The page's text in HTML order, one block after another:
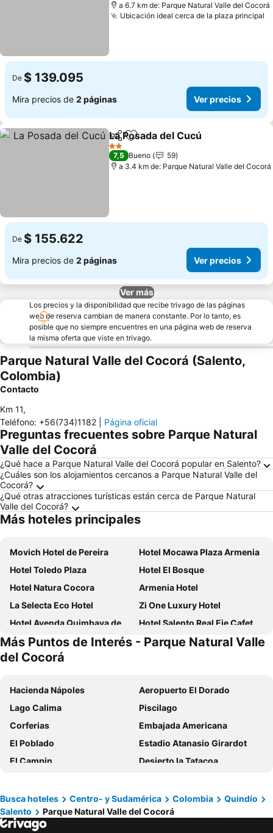
a 6.7 km de: Parque Natural Valle del Cocorá
Ubicación ideal cerca de la plaza principal
De $ 139.095
Mira precios de 2 páginas Ver precios
CompartirAgregar a favoritos
La Posada del Cucú
2 Estrellas
7,5 Bueno
59
a 3.4 km de: Parque Natural Valle del Cocorá
De $ 155.622
Mira precios de 2 páginas Ver precios
Ver más
Los precios y la disponibilidad que recibe trivago de las páginas
web de reserva cambian de manera constante. Por lo tanto, es
posible que no siempre encuentres en una página web de reserva
la misma oferta que viste en trivago.
Parque Natural Valle del Cocorá (Salento,
Colombia)
Contacto
Km 11,
Teléfono: +56(734)1182 Página oficial
Preguntas frecuentes sobre Parque Natural
Valle del Cocorá
¿Qué hace a Parque Natural Valle del Cocorá popular en Salento?
¿Cuáles son los alojamientos cercanos a Parque Natural Valle del
Cocorá?
¿Qué otras atracciones turísticas están cerca de Parque Natural
Valle del Cocorá?
Más hoteles principales
Movich Hotel de Pereira
Hotel Mocawa Plaza Armenia
Hotel Toledo Plaza
Hotel El Bosque
Hotel Natura Cocora
Armenia Hotel
La Selecta Eco Hotel
Zi One Luxury Hotel
Hotel Ayenda Quimbaya de Oro 1134
Hotel Salento Real Eje Cafetero
Hotel San Jeronimo Armenia
Hotel San Martin Armenia
Isa Victory Hotel Boutique
Hotel Armenia Lions
Hotel Confortel
Habitat Suites Hotel
Ecohotel Alma
Hotel Aires del Quindío Armenia
El Edén Country hotel y Club Residencial
Marckia Hotel
Finca Hotel Los Girasoles
Ayenda 1122 Victoria
Hotel Campestre Nogal de Cafetal
Ayenda 1122 Victoria
Hotel Montes De La Castellana
Colibrí
Bio Habitat Hotel
Más Puntos de Interés - Parque Natural Valle
del Cocorá
Hacienda Nápoles
Aeropuerto El Dorado
Lago Calima
Piscilago
Corferias
Embajada Americana
El Poblado
Estadio Atanasio Girardot
El Campin
Desierto la Tatacoa
Jaime Duque
Estadio Pascual Guerrero
Aeropuerto Internacional El Dorado
La Candelaria
Busca hoteles Centro- y Sudamérica Colombia
Quindío
Salento
Parque Natural Valle del Cocorá